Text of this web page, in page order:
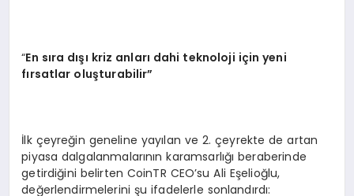
“En sıra dışı kriz anları dahi teknoloji için yeni
fırsatlar oluşturabilir”
İlk çeyreğin geneline yayılan ve 2. çeyrekte de artan
piyasa dalgalanmalarının karamsarlığı beraberinde
getirdiğini belirten CoinTR CEO’su Ali Eşelioğlu,
değerlendirmelerini şu ifadelerle sonlandırdı: